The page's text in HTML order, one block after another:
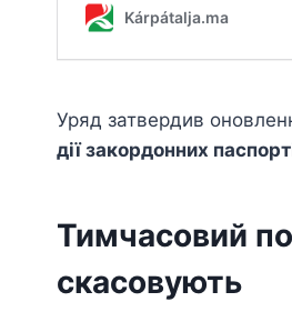
Уряд затвердив
дії закордонних
Тимчасовий
скасовують